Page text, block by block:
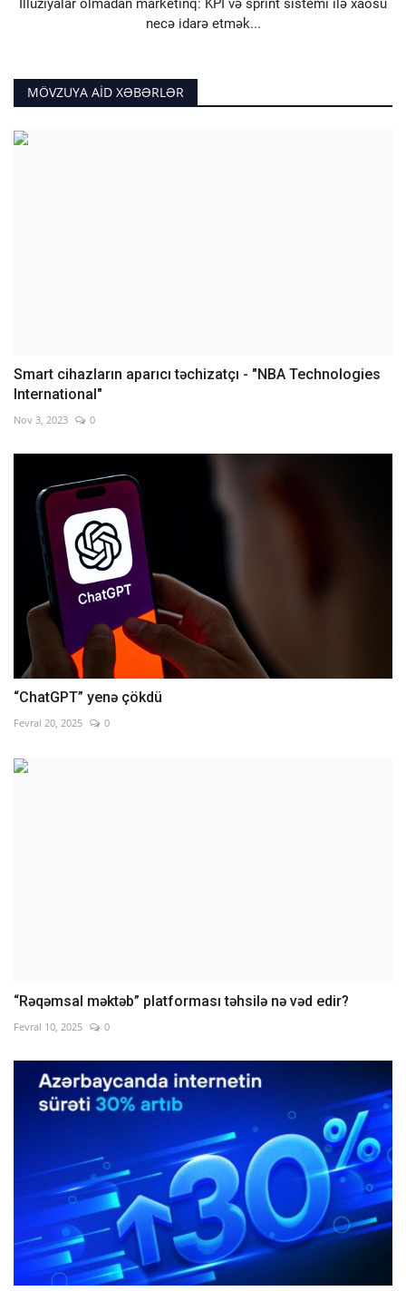
İllüziyalar olmadan marketinq: KPI və sprint sistemi ilə xaosu
necə idarə etmək...
MÖVZUYA AID XƏBƏRLƏR
Smart cihazların aparıcı təchizatçı - "NBA Technologies
International"
Nov 3, 2023 0
“ChatGPT” yenə çökdü
Fevral 20, 2025 0
“Rəqəmsal məktəb” platforması təhsilə nə vəd edir?
Fevral 10, 2025 0